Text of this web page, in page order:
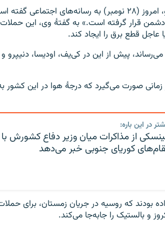
وزیر انرژی اوکراین، هیرمن گالوش چینکو، امروز (۲۸ نومبر) به رسانه‌های
دشمن قرار گرفته است.» به گفتۀ وی، این
قطع برق را ایجاد کند.
پیش از این در کی‌یف، اودیسا، دنیپرو
زمانی صورت می‌گیرد که درجۀ هوا در این کشور
در این باره:
از مذاکرات میان وزیر دفاع کشورش با
کوریای جنوبی خبر می‌دهد
بودند که روسیه در جریان زمستان، برای
و بالستیک را جابه‌جا می‌کند.